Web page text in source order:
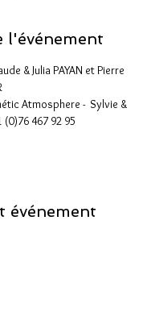
l'événement
& Julia PAYAN et Pierre
Atmosphere -  Sylvie &
(0)76 467 92 95
événement